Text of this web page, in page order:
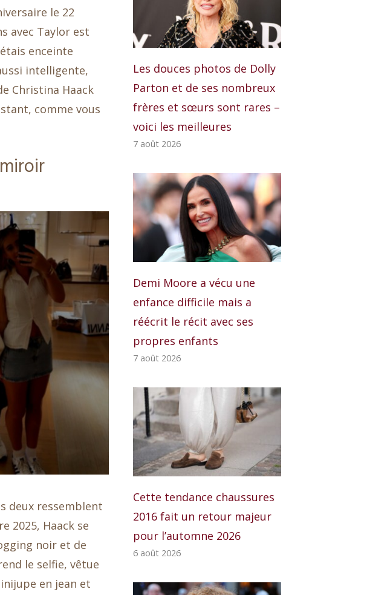
le 22
avec Taylor est
enceinte
intelligente,
Christina Haack
comme vous
deux ressemblent
2025, Haack se
noir et de
le selfie, vêtue
en jean et
Les douces photos de Dolly
Parton et de ses nombreux
frères et sœurs sont rares –
voici les meilleures
7 août 2026
Demi Moore a vécu une
enfance difficile mais a
réécrit le récit avec ses
propres enfants
7 août 2026
Cette tendance chaussures
2016 fait un retour majeur
pour l’automne 2026
6 août 2026